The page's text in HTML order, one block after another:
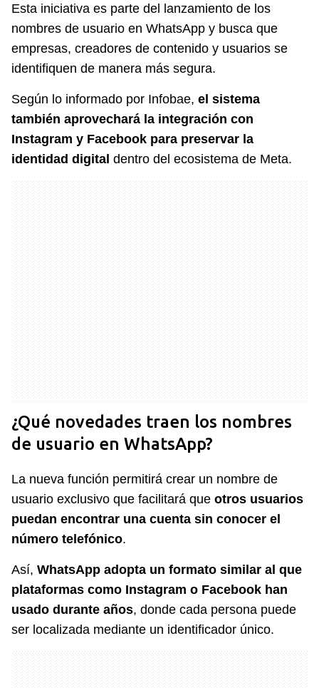
Esta iniciativa es parte del lanzamiento de los
nombres de usuario en WhatsApp y busca que
empresas, creadores de contenido y usuarios se
identifiquen de manera más segura.
Según lo informado por Infobae, el sistema
también aprovechará la integración con
Instagram y Facebook para preservar la
identidad digital dentro del ecosistema de Meta.
¿Qué novedades traen los nombres
de usuario en WhatsApp?
La nueva función permitirá crear un nombre de
usuario exclusivo que facilitará que otros usuarios
puedan encontrar una cuenta sin conocer el
número telefónico.
Así, WhatsApp adopta un formato similar al que
plataformas como Instagram o Facebook han
usado durante años, donde cada persona puede
ser localizada mediante un identificador único.